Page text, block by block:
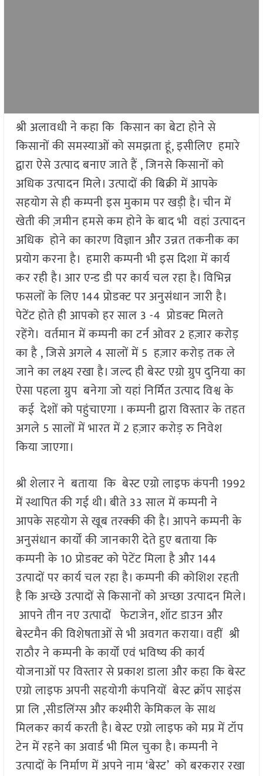
श्री अलावधी ने कहा कि किसान का बेटा होने से
किसानों की समस्याओं को समझता हूं, इसीलिए हमारे
द्वारा ऐसे उत्पाद बनाए जाते हैं , जिनसे किसानों को
अधिक उत्पादन मिले। उत्पादों की बिक्री में आपके
सहयोग से ही कम्पनी इस मुकाम पर खड़ी है। चीन में
खेती की ज़मीन हमसे कम होने के बाद भी वहां उत्पादन
अधिक होने का कारण विज्ञान और उन्नत तकनीक का
प्रयोग करना है। हमारी कम्पनी भी इस दिशा में कार्य
कर रही है। आर एन्ड डी पर कार्य चल रहा है। विभिन्न
फसलों के लिए 144 प्रोडक्ट पर अनुसंधान जारी है।
पेटेंट होते ही आपको हर साल 3 -4 प्रोडक्ट मिलते
रहेंगे। वर्तमान में कम्पनी का टर्न ओवर 2 हज़ार करोड़
का है , जिसे अगले 4 सालों में 5 हज़ार करोड़ तक ले
जाने का लक्ष्य रखा है। जल्द ही बेस्ट एग्रो ग्रुप दुनिया का
ऐसा पहला ग्रुप बनेगा जो यहां निर्मित उत्पाद विश्व के
कई देशों को पहुंचाएगा । कम्पनी द्वारा विस्तार के तहत
अगले 5 सालों में भारत में 2 हज़ार करोड़ रु निवेश
किया जाएगा।
श्री शेलार ने बताया कि बेस्ट एग्रो लाइफ कंपनी 1992
में स्थापित की गई थी। बीते 33 साल में कम्पनी ने
आपके सहयोग से खूब तरक्की की है। आपने कम्पनी के
अनुसंधान कार्यों की जानकारी देते हुए बताया कि
कम्पनी के 10 प्रोडक्ट को पेटेंट मिला है और 144
उत्पादों पर कार्य चल रहा है। कम्पनी की कोशिश रहती
है कि अच्छे उत्पादों से किसानों को अच्छा उत्पादन मिले।
आपने तीन नए उत्पादों फेटाजेन, शॉट डाउन और
बेस्टमैन की विशेषताओं से भी अवगत कराया। वहीं श्री
राठौर ने कम्पनी के कार्यों एवं भविष्य की कार्य
योजनाओं पर विस्तार से प्रकाश डाला और कहा कि बेस्ट
एग्रो लाइफ अपनी सहयोगी कंपनियों बेस्ट क्रॉप साइंस
प्रा लि ,सीडलिंग्स और कश्मीरी केमिकल के साथ
मिलकर कार्य करती है। बेस्ट एग्रो लाइफ को मप्र में टॉप
टेन में रहने का अवार्ड भी मिल चुका है। कम्पनी ने
उत्पादों के निर्माण में अपने नाम ‘बेस्ट’ को बरकरार रखा